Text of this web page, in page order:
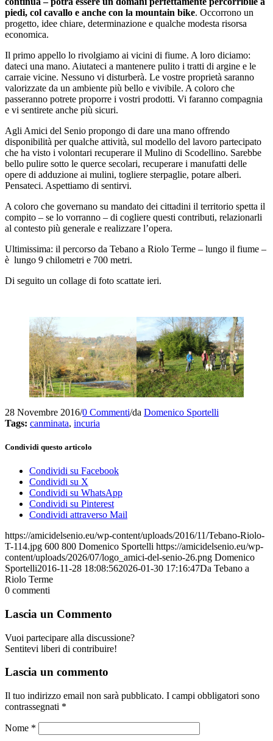
piedi, col cavallo e anche con la mountain bike. Occorrono un
progetto, idee chiare, determinazione e qualche modesta risorsa
economica.
Il primo appello lo rivolgiamo ai vicini di fiume. A loro diciamo:
dateci una mano. Aiutateci a mantenere pulito i tratti di argine e le
carraie vicine. Nessuno vi disturberà. Le vostre proprietà saranno
valorizzate da un ambiente più bello e vivibile. A coloro che
passeranno potrete proporre i vostri prodotti. Vi faranno compagnia
e vi sentirete anche più sicuri.
Agli Amici del Senio propongo di dare una mano offrendo
disponibilità per qualche attività, sul modello del lavoro partecipato
che ha visto i volontari recuperare il Mulino di Scodellino. Sarebbe
bello pulire sotto le querce secolari, recuperare i manufatti delle
opere di adduzione ai mulini, togliere sterpaglie, potare alberi.
Pensateci. Aspettiamo di sentirvi.
A coloro che governano su mandato dei cittadini il territorio spetta il
compito – se lo vorranno – di cogliere questi contributi, relazionarli
al contesto più generale e realizzare l’opera.
Ultimissima: il percorso da Tebano a Riolo Terme – lungo il fiume –
è lungo 9 chilometri e 700 metri.
Di seguito un collage di foto scattate ieri.
28 Novembre 2016/0 Commenti/da Domenico Sportelli
Tags: canminata, incuria
Condividi questo articolo
Condividi su Facebook
Condividi su X
Condividi su WhatsApp
Condividi su Pinterest
Condividi attraverso Mail
https://amicidelsenio.eu/wp-content/uploads/2016/11/Tebano-Riolo-
T-114.jpg 600 800 Domenico Sportelli https://amicidelsenio.eu/wp-
content/uploads/2026/07/logo_amici-del-senio-26.png Domenico
Sportelli2016-11-28 18:08:562026-01-30 17:16:47Da Tebano a
Riolo Terme
0 commenti
Lascia un Commento
Vuoi partecipare alla discussione?
Sentitevi liberi di contribuire!
Lascia un commento
Il tuo indirizzo email non sarà pubblicato. I campi obbligatori sono
contrassegnati *
Nome *